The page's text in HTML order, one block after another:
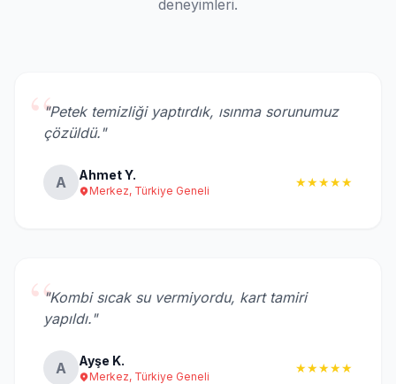
deneyimleri.
“"Petek temizliği yaptırdık, ısınma sorunumuz
çözüldü."
A Ahmet Y.
Merkez, Türkiye Geneli
★★★★★
“"Kombi sıcak su vermiyordu, kart tamiri
yapıldı."
A Ayşe K.
Merkez, Türkiye Geneli
★★★★★